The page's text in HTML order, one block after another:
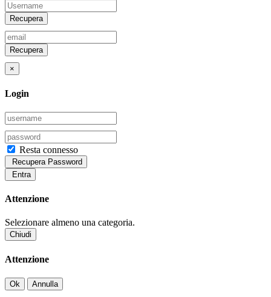
Recupera
Recupera
×
Login
Resta connesso
Recupera Password
Entra
Attenzione
Selezionare almeno una categoria.
Chiudi
Attenzione
Ok Annulla